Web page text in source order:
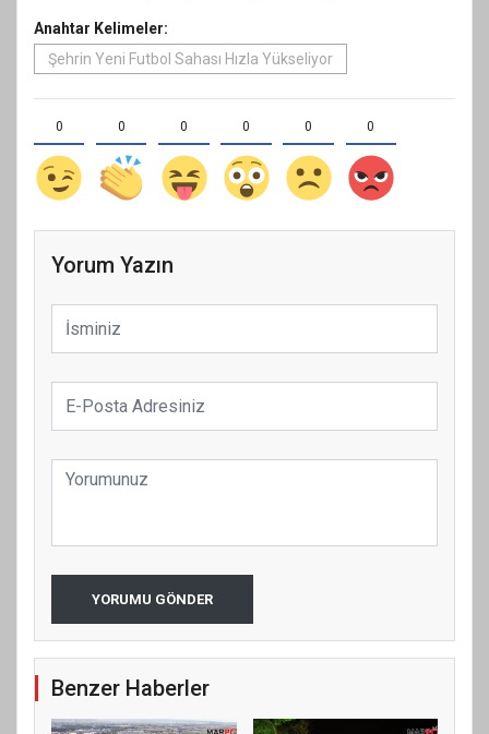
Anahtar Kelimeler:
Şehrin Yeni Futbol Sahası Hızla Yükseliyor
0 0 0 0 0 0
Yorum Yazın
YORUMU GÖNDER
Benzer Haberler